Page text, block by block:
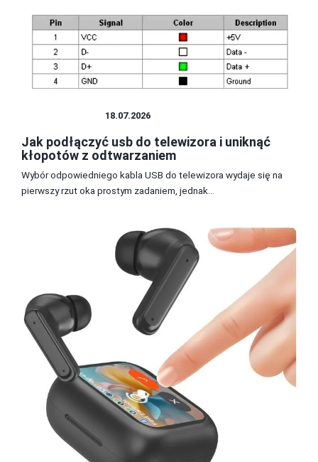
18.07.2026
Jak podłączyć usb do telewizora i uniknąć
kłopotów z odtwarzaniem
Wybór odpowiedniego kabla USB do telewizora wydaje się na
pierwszy rzut oka prostym zadaniem, jednak...